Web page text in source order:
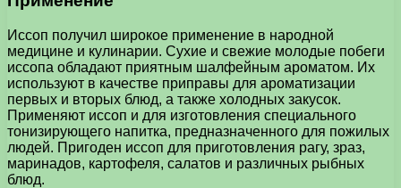
Иссоп получил широкое применение в народной
медицине и кулинарии. Сухие и свежие молодые побеги
иссопа обладают приятным шалфейным ароматом. Их
используют в качестве приправы для ароматизации
первых и вторых блюд, а также холодных закусок.
Применяют иссоп и для изготовления специального
тонизирующего напитка, предназначенного для пожилых
людей. Пригоден иссоп для приготовления рагу, зраз,
маринадов, картофеля, салатов и различных рыбных
блюд.